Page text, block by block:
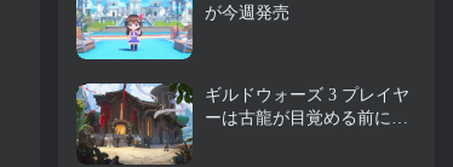
が今週発売
ギルドウォーズ 3 プレイヤ
ーは古龍が目覚める前にテ